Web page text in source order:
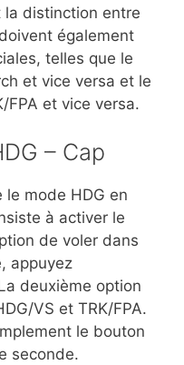
distinction entre
également
telles que le
et vice versa et le
FPA et vice versa.
– Cap
le mode HDG en
à activer le
de voler dans
appuyez
deuxième option
VS et TRK/FPA.
le bouton
seconde.